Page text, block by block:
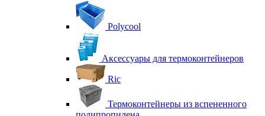
Polycool
Аксессуары для термоконтейнеров
Ric
Термоконтейнеры из вспененного